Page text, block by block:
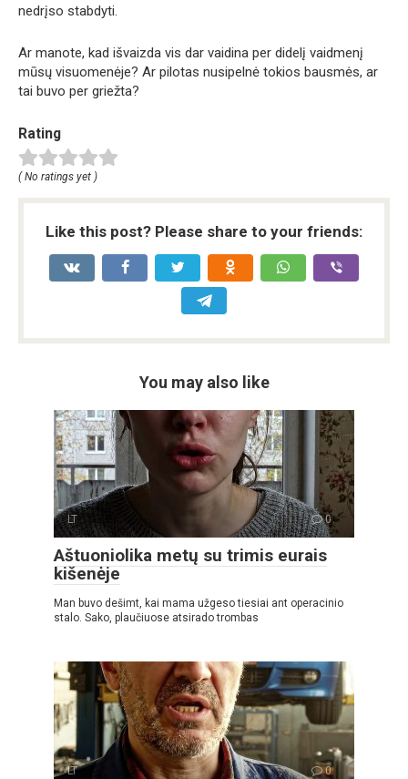
nedrįso stabdyti.
Ar manote, kad išvaizda vis dar vaidina per didelį vaidmenį
mūsų visuomenėje? Ar pilotas nusipelnė tokios bausmės, ar
tai buvo per griežta?
Rating
( No ratings yet )
Like this post? Please share to your friends:
You may also like
LT 0
Aštuoniolika metų su trimis eurais
kišenėje
Man buvo dešimt, kai mama užgeso tiesiai ant operacinio
stalo. Sako, plaučiuose atsirado trombas
LT 0